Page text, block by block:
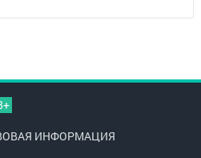
ИНФОРМАЦИЯ